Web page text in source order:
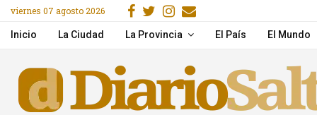
viernes 07 agosto 2026 Facebook
Gorjeo
Instagram
Email
Inicio La Ciudad La Provincia El País El Mundo